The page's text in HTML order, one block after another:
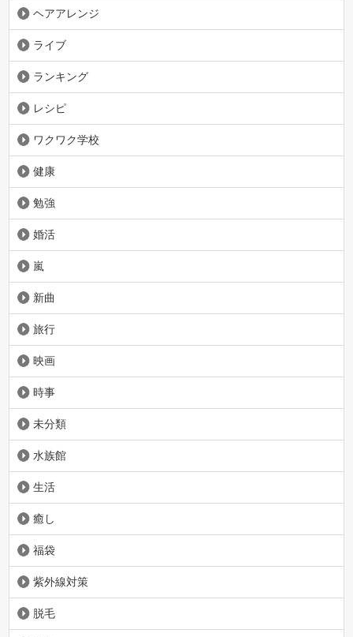
ヘアアレンジ
ライブ
ランキング
レシピ
ワクワク学校
健康
勉強
婚活
嵐
新曲
旅行
映画
時事
未分類
水族館
生活
癒し
福袋
紫外線対策
脱毛